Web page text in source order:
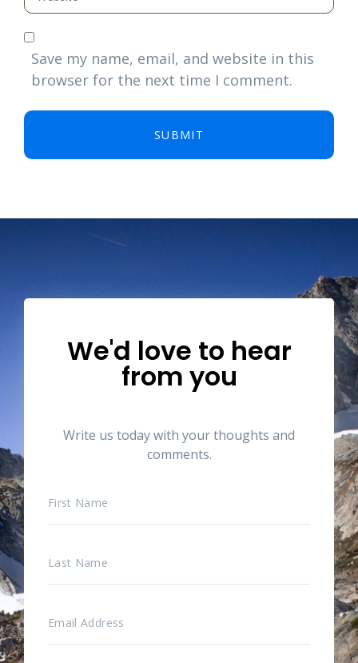
Save my name, email, and website in this
browser for the next time I comment.
SUBMIT
We'd love to hear
from you
Write us today with your thoughts and
comments.